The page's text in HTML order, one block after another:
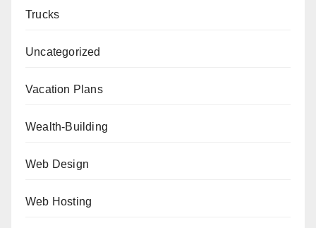
Trucks
Uncategorized
Vacation Plans
Wealth-Building
Web Design
Web Hosting